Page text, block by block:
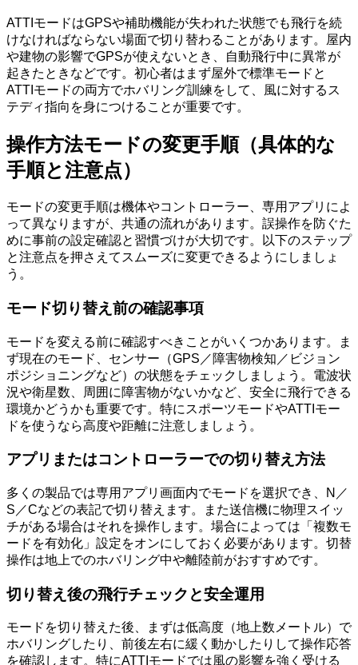
ATTIモードはGPSや補助機能が失われた状態でも飛行を続
けなければならない場面で切り替わることがあります。屋内
や建物の影響でGPSが使えないとき、自動飛行中に異常が
起きたときなどです。初心者はまず屋外で標準モードと
ATTIモードの両方でホバリング訓練をして、風に対するス
テディ指向を身につけることが重要です。
操作方法モードの変更手順（具体的な
手順と注意点）
モードの変更手順は機体やコントローラー、専用アプリによ
って異なりますが、共通の流れがあります。誤操作を防ぐた
めに事前の設定確認と習慣づけが大切です。以下のステップ
と注意点を押さえてスムーズに変更できるようにしましょ
う。
モード切り替え前の確認事項
モードを変える前に確認すべきことがいくつかあります。ま
ず現在のモード、センサー（GPS／障害物検知／ビジョン
ポジショニングなど）の状態をチェックしましょう。電波状
況や衛星数、周囲に障害物がないかなど、安全に飛行できる
環境かどうかも重要です。特にスポーツモードやATTIモー
ドを使うなら高度や距離に注意しましょう。
アプリまたはコントローラーでの切り替え方法
多くの製品では専用アプリ画面内でモードを選択でき、N／
S／Cなどの表記で切り替えます。また送信機に物理スイッ
チがある場合はそれを操作します。場合によっては「複数モ
ードを有効化」設定をオンにしておく必要があります。切替
操作は地上でのホバリング中や離陸前がおすすめです。
切り替え後の飛行チェックと安全運用
モードを切り替えた後、まずは低高度（地上数メートル）で
ホバリングしたり、前後左右に緩く動かしたりして操作応答
を確認します。特にATTIモードでは風の影響を強く受ける